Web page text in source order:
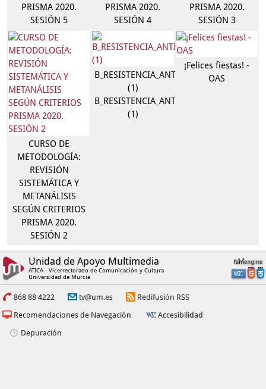
PRISMA 2020.
SESIÓN 5
PRISMA 2020.
SESIÓN 4
PRISMA 2020.
SESIÓN 3
CURSO DE
METODOLOGÍA:
REVISIÓN
SISTEMÁTICA Y
METANÁLISIS
SEGÚN CRITERIOS
PRISMA 2020.
SESIÓN 2
B_RESISTENCIA_ANTIBIÓTICOS_AVES
(1)
B_RESISTENCIA_ANTIBIÓTICOS_AVES
(1)
¡Felices fiestas! -
OAS
Unidad de Apoyo Multimedia
ATICA - Vicerrectorado de Comunicación y Cultura
Universidad de Murcia
868 88 4222 tv@um.es
Redifusión RSS
Recomendaciones de Navegación
Accesibilidad
Depuración